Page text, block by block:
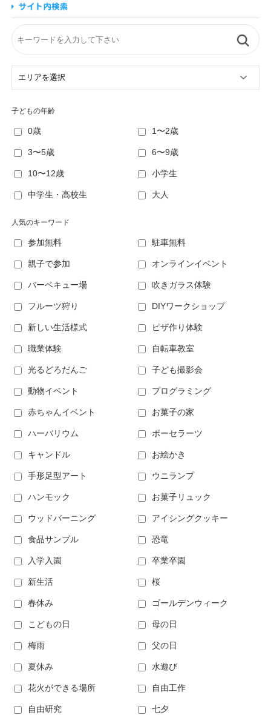
子どもの年齢
0歳 1〜2歳
3〜5歳 6〜9歳
10〜12歳 小学生
中学生・高校生 大人
人気のキーワード
参加無料 駐車無料
親子で参加 オンラインイベント
バーベキュー場 吹きガラス体験
フルーツ狩り DIYワークショップ
新しい生活様式 ピザ作り体験
職業体験 自転車教室
光るどろだんご 子ども撮影会
動物イベント プログラミング
赤ちゃんイベント お菓子の家
ハーバリウム ポーセラーツ
キャンドル お絵かき
手形足型アート ウニランプ
ハンモック お菓子リュック
ウッドバーニング アイシングクッキー
食品サンプル 恐竜
入学入園 卒業卒園
新生活 桜
春休み ゴールデンウィーク
こどもの日 母の日
梅雨 父の日
夏休み 水遊び
花火ができる場所 自由工作
自由研究 七夕